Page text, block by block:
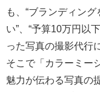
も、“ブランディン
い”、“予算10万円以
った写真の撮影代行
そこで「カラーミー
魅力が伝わる写真の